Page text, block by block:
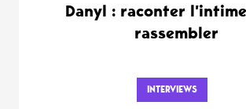
Danyl : raconter
rassembler
INTERVIEWS